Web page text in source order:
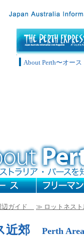
About Perth〜オー
辺ガイド ≫ ロットネス
近郊 Perth Area